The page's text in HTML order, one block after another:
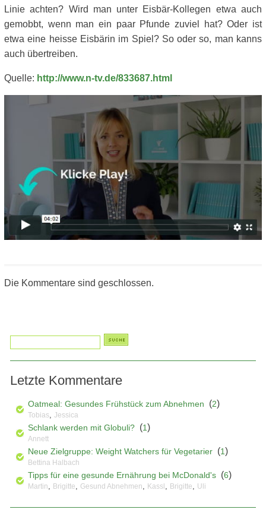
Linie achten? Wird man unter Eisbär-Kollegen etwa auch
gemobbt, wenn man ein paar Pfunde zuviel hat? Oder ist
etwa eine heisse Eisbärin im Spiel? So oder so, man kanns
auch übertreiben.
Quelle: http://www.n-tv.de/833687.html
Die Kommentare sind geschlossen.
Letzte Kommentare
Oatmeal: Gesundes Frühstück zum Abnehmen (2)
Tobias, Jessica
Schlank werden mit Globuli? (1)
Annett
Neue Zielgruppe: Weight Watchers für Vegetarier (1)
Bettina Halbach
Tipps für eine gesunde Ernährung bei McDonald's (6)
Martin, Brigitte, Gesund Abnehmen, Kassl , Brigitte, Uli